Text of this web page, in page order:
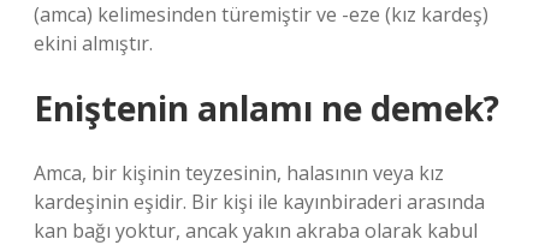
(amca) kelimesinden türemiştir ve -eze (kız kardeş)
ekini almıştır.
Eniştenin anlamı ne demek?
Amca, bir kişinin teyzesinin, halasının veya kız
kardeşinin eşidir. Bir kişi ile kayınbiraderi arasında
kan bağı yoktur, ancak yakın akraba olarak kabul